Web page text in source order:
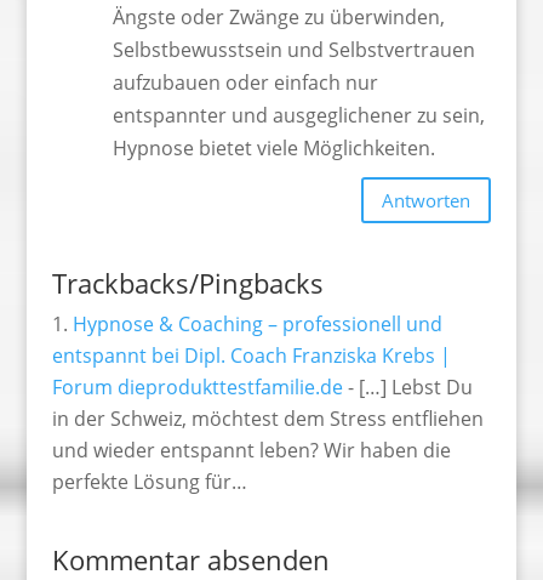
Ängste oder Zwänge zu überwinden,
Selbstbewusstsein und Selbstvertrauen
aufzubauen oder einfach nur
entspannter und ausgeglichener zu sein,
Hypnose bietet viele Möglichkeiten.
Antworten
Trackbacks/Pingbacks
Hypnose & Coaching – professionell und
entspannt bei Dipl. Coach Franziska Krebs |
Forum dieprodukttestfamilie.de- […] Lebst Du
in der Schweiz, möchtest dem Stress entfliehen
und wieder entspannt leben? Wir haben die
perfekte Lösung für…
Kommentar absenden